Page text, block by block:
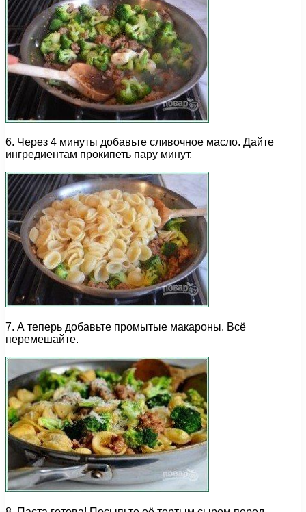
6. Через 4 минуты добавьте сливочное масло. Дайте
ингредиентам прокипеть пару минут.
7. А теперь добавьте промытые макароны. Всё
перемешайте.